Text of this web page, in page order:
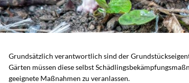
Grundsätzlich verantwortlich sind der
Gärten müssen diese selbst
geeignete Maßnahmen zu veranlassen.